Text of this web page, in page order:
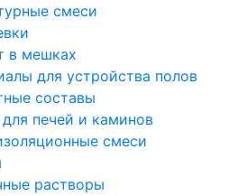
смеси
в мешках
для устройства полов
составы
печей и каминов
смеси
растворы